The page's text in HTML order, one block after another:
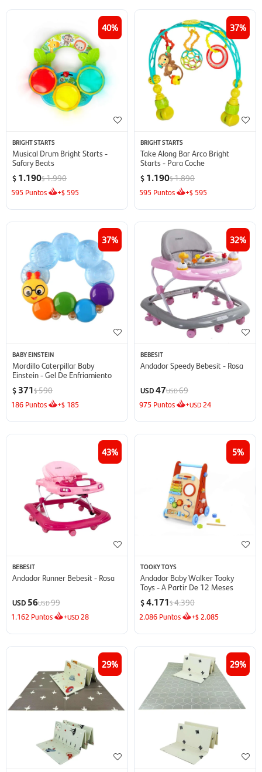
40
BRIGHT STARTS
Musical Drum Bright Starts -
Safary Beats
$ 1.190$1.990
595 Puntos +$ 595
37
BRIGHT STARTS
Take Along Bar Arco Bright
Starts - Para Coche
$ 1.190$1.890
595 Puntos +$ 595
37
BABY EINSTEIN
Mordillo Caterpillar Baby
Einstein - Gel De Enfriamiento
$ 371$590
186 Puntos +$ 185
32
BEBESIT
Andador Speedy Bebesit - Rosa
USD47USD69
975 Puntos +USD 24
43
BEBESIT
Andador Runner Bebesit - Rosa
USD 56USD99
1.162 Puntos +USD 28
5
TOOKY TOYS
Andador Baby Walker Tooky
Toys - A Partir De 12 Meses
$4.171$4.390
2.086 Puntos +$ 2.085
29 29